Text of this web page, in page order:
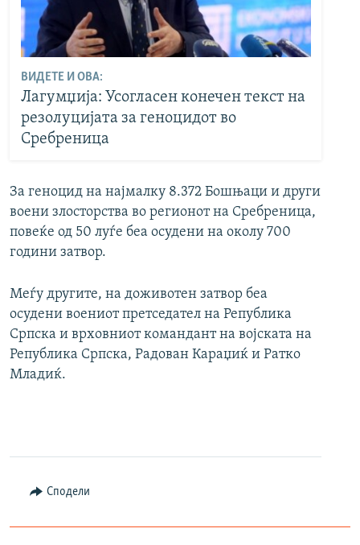
ВИДЕТЕ И ОВА:
Лагумџија: Усогласен конечен текст на
резолуцијата за геноцидот во
Сребреница
За геноцид на најмалку 8.372 Бошњаци и други
воени злосторства во регионот на Сребреница,
повеќе од 50 луѓе беа осудени на околу 700
години затвор.
Меѓу другите, на доживотен затвор беа
осудени воениот претседател на Република
Српска и врховниот командант на војската на
Република Српска, Радован Караџиќ и Ратко
Младиќ.
Сподели